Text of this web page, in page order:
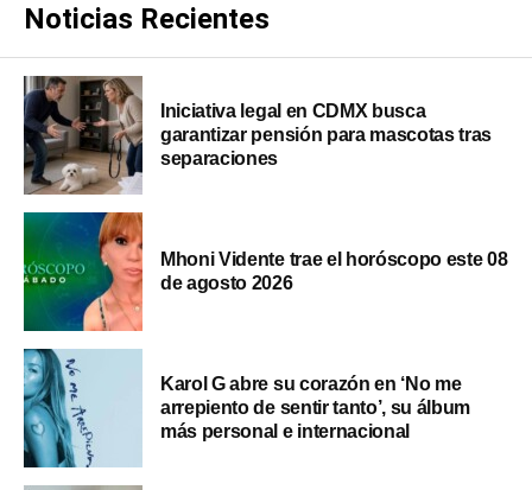
Noticias Recientes
Iniciativa legal en CDMX busca
garantizar pensión para mascotas tras
separaciones
Mhoni Vidente trae el horóscopo este 08
de agosto 2026
Karol G abre su corazón en ‘No me
arrepiento de sentir tanto’, su álbum
más personal e internacional